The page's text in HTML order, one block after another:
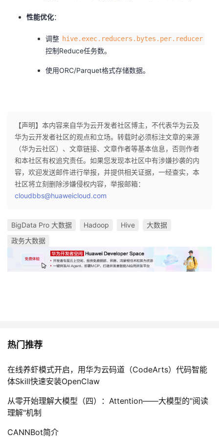
性能优化：
调整 hive.exec.reducers.bytes.per.reducer
控制Reduce任务数。
使用ORC/Parquet格式存储数据。
【声明】本内容来自华为云开发者社区博主，不代表华为云及
华为云开发者社区的观点和立场。转载时必须标注文章的来源
（华为云社区）、文章链接、文章作者等基本信息，否则作者
和本社区有权追究责任。如果您发现本社区中有涉嫌抄袭的内
容，欢迎发送邮件进行举报，并提供相关证据，一经查实，本
社区将立刻删除涉嫌侵权内容，举报邮箱：
cloudbbs@huaweicloud.com
BigData Pro 大数据 Hadoop Hive
大数据
政务大数据
热门推荐
在线养虾模式开启，用华为云码道（CodeArts）代码智能
体Skill快速安装OpenClaw
从零开始理解大模型（四）：Attention——大模型的"阅读
理解"机制
CANNBot简介